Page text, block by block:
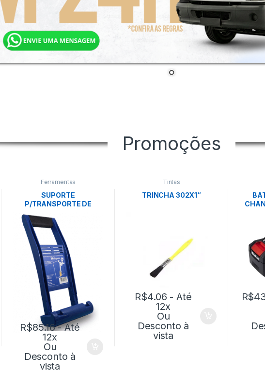
Promoções
Ferramentas
SUPORTE
P/TRANSPORTE DE
PLACAS- WALSYWA
R$85.16- Até
12x
Ou
Desconto à
vista
Tintas
TRINCHA 302X1“
R$4.06 - Até
12x
Ou
Desconto à
vista
R$